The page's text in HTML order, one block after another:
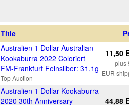
Title
Australien 1 Dollar Australian
Kookaburra 2022 Coloriert
FM-Frankfurt Feinsilber: 31,1g
Top Auction
11,50
plus
EUR
Australien 1 Dollar Kookaburra
2020 30th Anniversary
44,88